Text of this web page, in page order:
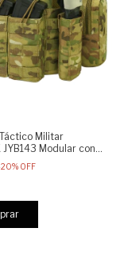
Militar
JYB143 Modular con
Bolsas
molle, porta
multicam
20% OFF